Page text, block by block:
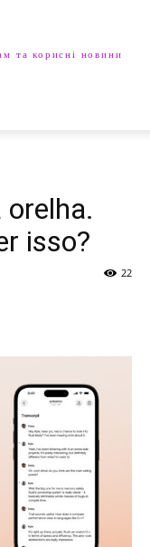
та корисні новини
isso?
22